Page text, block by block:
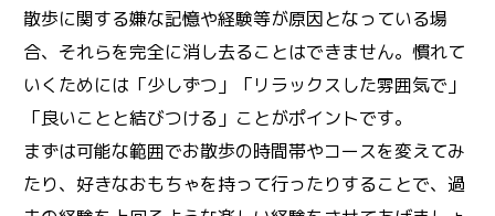
散歩に関する嫌な記憶や経験等が原因となっている場
合、それらを完全に消し去ることはできません。慣れて
いくためには「少しずつ」「リラックスした雰囲気で」
「良いことと結びつける」ことがポイントです。
まずは可能な範囲でお散歩の時間帯やコースを変えてみ
たり、好きなおもちゃを持って行ったりすることで、過